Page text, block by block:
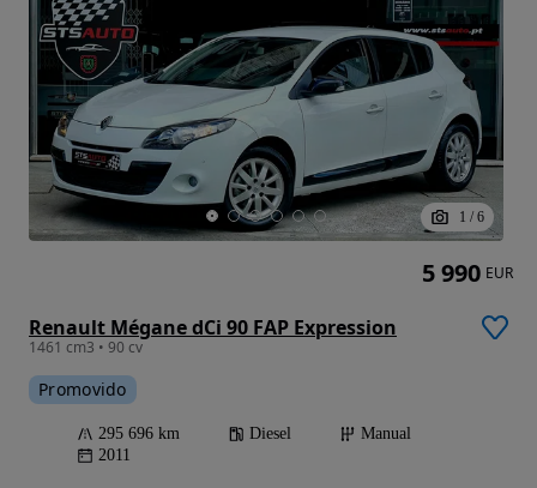
1 / 6
Renault Mégane dCi 90 FAP Expression
1461 cm3 • 90 cv
Promovido
295 696 km Diesel
Manual
2011
5 990 EUR